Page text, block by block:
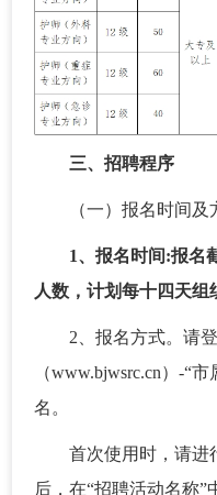
三、招聘程序
（一）报名时间及
1、报名时间:报名
人数，计划每十四天组
2、报名方式。请
（www.bjwsrc.cn）-“
名。
首次使用时，请进
后，在“招聘活动名称”